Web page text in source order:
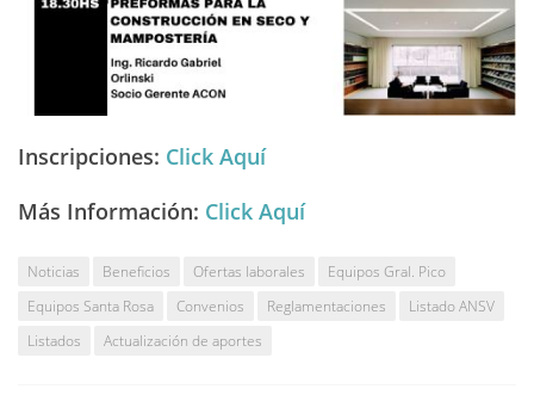
Inscripciones: Click Aquí
Más Información: Click Aquí
Noticias Beneficios Ofertas laborales
Equipos Gral. Pico
Equipos Santa Rosa
Convenios Reglamentaciones
Listado ANSV
Listados
Actualización de aportes